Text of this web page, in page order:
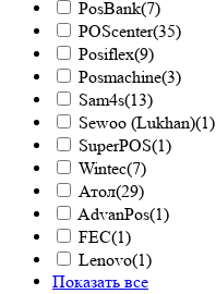
PosBank(7)
POScenter(35)
Posiflex(9)
Posmachine(3)
Sam4s(13)
Sewoo (Lukhan)(1)
SuperPOS(1)
Wintec(7)
Атол(29)
AdvanPos(1)
FEC(1)
Lenovo(1)
Показать все